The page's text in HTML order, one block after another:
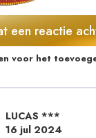
een reactie
voor het
LUCAS ***
16 jul 2024